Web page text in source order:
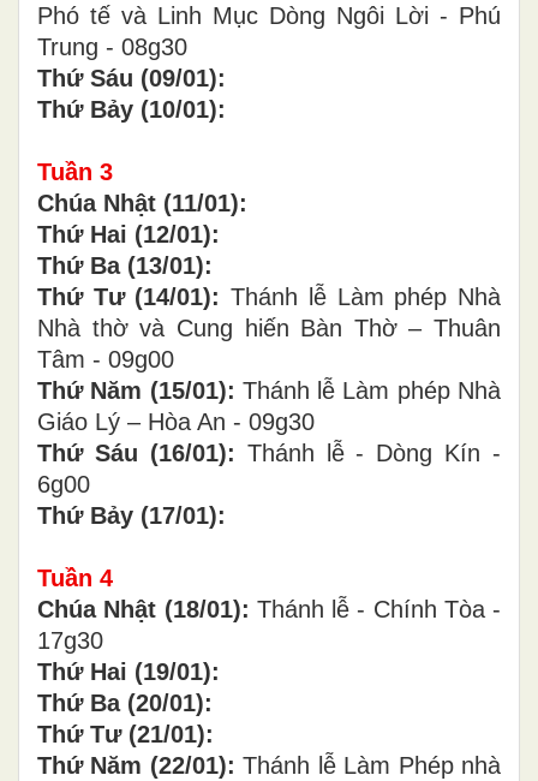
Phó tế và Linh Mục Dòng Ngôi Lời - Phú
Trung - 08g30
Thứ Sáu (09/01):
Thứ Bảy (10/01):
Tuần 3
Chúa Nhật (11/01):
Thứ Hai (12/01):
Thứ Ba (13/01):
Thứ Tư (14/01):Thánh lễ Làm phép Nhà
Nhà thờ và Cung hiến Bàn Thờ – Thuân
Tâm - 09g00
Thứ Năm (15/01): Thánh lễ Làm phép Nhà
Giáo Lý – Hòa An - 09g30
Thứ Sáu (16/01): Thánh lễ - Dòng Kín -
6g00
Thứ Bảy (17/01):
Tuần 4
Chúa Nhật (18/01): Thánh lễ - Chính Tòa -
17g30
Thứ Hai (19/01):
Thứ Ba (20/01):
Thứ Tư (21/01):
Thứ Năm (22/01): Thánh lễ Làm Phép nhà